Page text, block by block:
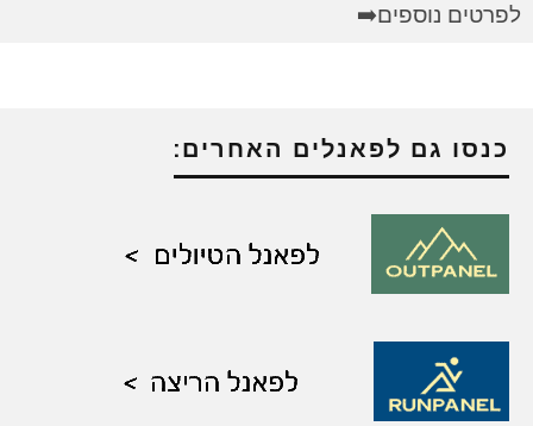
לפרטים נוספים➡️
כנסו גם לפאנלים האחרים: